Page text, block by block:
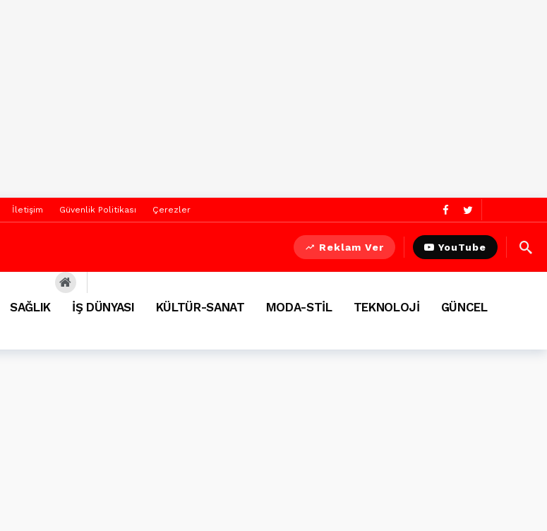
İletişim Güvenlik Politikası Çerezler
Reklam Ver YouTube
SAĞLIK İŞ DÜNYASI KÜLTÜR-SANAT MODA-STİL TEKNOLOJİ
GÜNCEL